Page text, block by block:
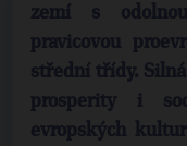
zemí s
pravicovou
střední třídy.
prosperity i
evropských